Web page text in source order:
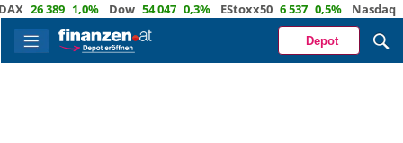
26 389 1,0% Dow 54 047 0,3% EStoxx50 6 537 0,5% Nasdaq
Depot